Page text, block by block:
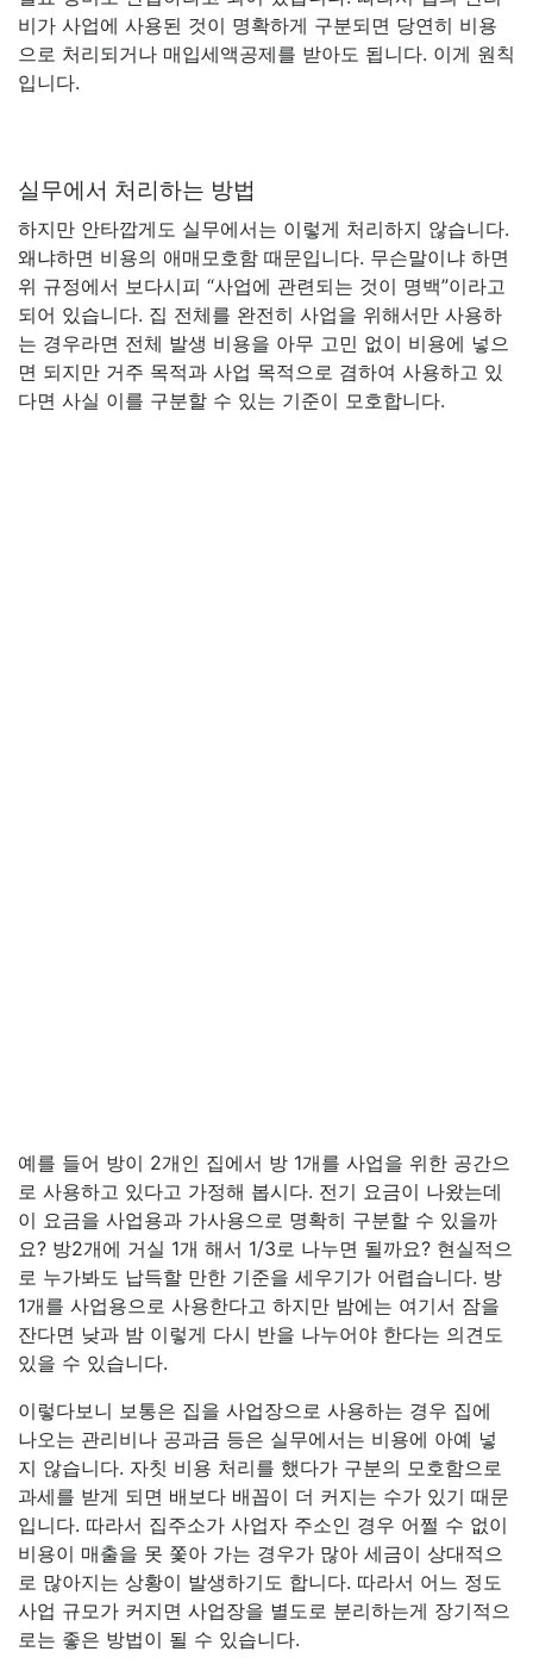
비가 사업에 사용된 것이 명확하게 구분되면 당연히 비용
으로 처리되거나 매입세액공제를 받아도 됩니다. 이게 원칙
입니다.
실무에서 처리하는 방법
하지만 안타깝게도 실무에서는 이렇게 처리하지 않습니다.
왜냐하면 비용의 애매모호함 때문입니다. 무슨말이냐 하면
위 규정에서 보다시피 “사업에 관련되는 것이 명백”이라고
되어 있습니다. 집 전체를 완전히 사업을 위해서만 사용하
는 경우라면 전체 발생 비용을 아무 고민 없이 비용에 넣으
면 되지만 거주 목적과 사업 목적으로 겸하여 사용하고 있
다면 사실 이를 구분할 수 있는 기준이 모호합니다.
예를 들어 방이 2개인 집에서 방 1개를 사업을 위한 공간으
로 사용하고 있다고 가정해 봅시다. 전기 요금이 나왔는데
이 요금을 사업용과 가사용으로 명확히 구분할 수 있을까
요? 방2개에 거실 1개 해서 1/3로 나누면 될까요? 현실적으
로 누가봐도 납득할 만한 기준을 세우기가 어렵습니다. 방
1개를 사업용으로 사용한다고 하지만 밤에는 여기서 잠을
잔다면 낮과 밤 이렇게 다시 반을 나누어야 한다는 의견도
있을 수 있습니다.
이렇다보니 보통은 집을 사업장으로 사용하는 경우 집에
나오는 관리비나 공과금 등은 실무에서는 비용에 아예 넣
지 않습니다. 자칫 비용 처리를 했다가 구분의 모호함으로
과세를 받게 되면 배보다 배꼽이 더 커지는 수가 있기 때문
입니다. 따라서 집주소가 사업자 주소인 경우 어쩔 수 없이
비용이 매출을 못 쫓아 가는 경우가 많아 세금이 상대적으
로 많아지는 상황이 발생하기도 합니다. 따라서 어느 정도
사업 규모가 커지면 사업장을 별도로 분리하는게 장기적으
로는 좋은 방법이 될 수 있습니다.